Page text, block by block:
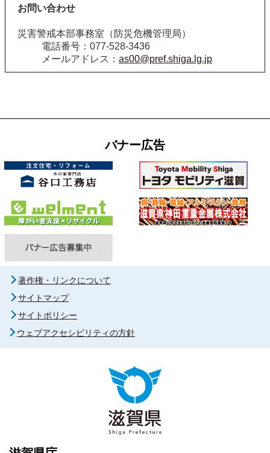
お問い合わせ
災害警戒本部事務室（防災危機管理局）
電話番号：077‐528-3436
メールアドレス： as00@pref.shiga.lg.jp
バナー広告
著作権・リンクについて
サイトマップ
サイトポリシー
ウェブアクセシビリティの方針